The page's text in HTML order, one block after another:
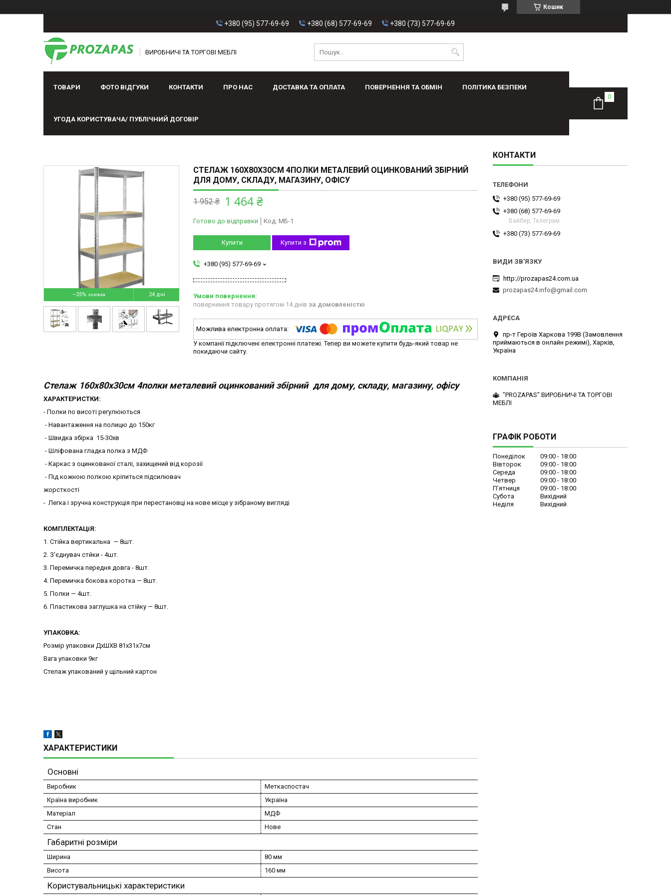
Кошик
+380 (95) 577-69-69 +380 (68) 577-69-69 +380 (73) 577-69-69
ВИРОБНИЧІ ТА ТОРГОВІ МЕБЛІ
ТОВАРИ ФОТО ВІДГУКИ КОНТАКТИ ПРО НАС ДОСТАВКА ТА ОПЛАТА ПОВЕРНЕННЯ ТА ОБМІН ПОЛІТИКА БЕЗПЕКИ
УГОДА КОРИСТУВАЧА/ ПУБЛІЧНИЙ ДОГОВІР
–25% 24 дні
СТЕЛАЖ 160X80X30СМ 4ПОЛКИ МЕТАЛЕВИЙ ОЦИНКОВАНИЙ ЗБІРНИЙ
ДЛЯ ДОМУ, СКЛАДУ, МАГАЗИНУ, ОФІСУ
1 952 ₴ 1 464 ₴
Готово до відправки Код: МБ-1
Купити Купити з
+380 (95) 577-69-69
повернення товару протягом 14 днів за домовленістю
У компанії підключені електронні платежі. Тепер ви можете купити будь-який товар не
покидаючи сайту.
Стелаж 160x80x30см 4полки металевий оцинкований збірний для дому, складу, магазину, офісу
ХАРАКТЕРИСТКИ:
- Полки по висоті регулюються
- Навантаження на полицю до 150кг
- Швидка збірка 15-30хв
- Шліфована гладка полка з МДФ
- Каркас з оцинкованої сталі, захищений від корозії
- Під кожною полкою кріпиться підсилювач
жорсткості
- Легка і зручна конструкція при перестановці на нове місце у зібраному вигляді
КОМПЛЕКТАЦіЯ:
1. Стійка вертикальна — 8шт.
2. З'єднувач стйки - 4шт.
3. Перемичка передня довга - 8шт.
4. Перемичка бокова коротка — 8шт.
5. Полки — 4шт.
6. Пластикова заглушка на стійку — 8шт.
УПАКОВКА:
Розмір упаковки ДхШХВ 81х31х7см
Вага упаковки 9кг
Стелаж упакований у щільний картон
ХАРАКТЕРИСТИКИ
Основні
Виробник
Меткаспостач
Країна виробник
Україна
Матеріал
МДФ
Стан
Нове
Габаритні розміри
Ширина
80 мм
Висота
160 мм
Користувальницькі характеристики
КОНТАКТИ
+380 (95) 577-69-69
+380 (68) 577-69-69
Вайбер, Телеграм
+380 (73) 577-69-69
http://prozapas24.com.ua
prozapas24.info@gmail.com
пр-т Героїв Харкова 199B (Замовлення
приймаються в онлайн режимі), Харків,
Україна
"PROZAPAS" ВИРОБНИЧІ ТА ТОРГОВІ
МЕБЛІ
ГРАФІК РОБОТИ
Понеділок 09:00
18:00
Вівторок
09:00
18:00
Середа
09:00
18:00
Четвер
09:00
18:00
Пʼятниця
09:00
18:00
Субота
Вихідний
Неділя
Вихідний